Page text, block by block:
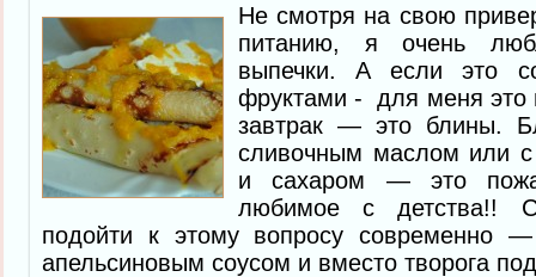
Не смотря на свою
питанию, я очень
выпечки. А если это
фруктами - для меня это
завтрак — это блины.
сливочным маслом или с
и сахаром — это
любимое с детства!!
подойти к этому вопросу современно
апельсиновым соусом и вместо творога